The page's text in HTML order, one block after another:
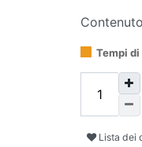
Contenuto
Tempi
Lista dei